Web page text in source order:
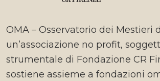
OMA – Osservatorio dei Mestieri
un’associazione no profit,
strumentale di Fondazione CR
sostiene assieme a fondazioni